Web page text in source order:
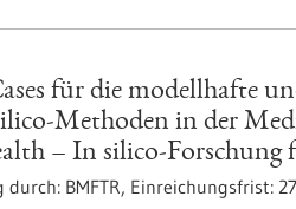
für die modellhafte
Methoden in der
– In silico-
durch: BMFTR, Einreichungsfrist: